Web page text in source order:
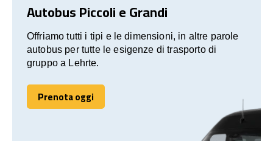
Autobus Piccoli e Grandi
Offriamo tutti i tipi e le dimensioni, in altre parole
autobus per tutte le esigenze di trasporto di
gruppo a Lehrte.
Prenota oggi
Prenota oggi